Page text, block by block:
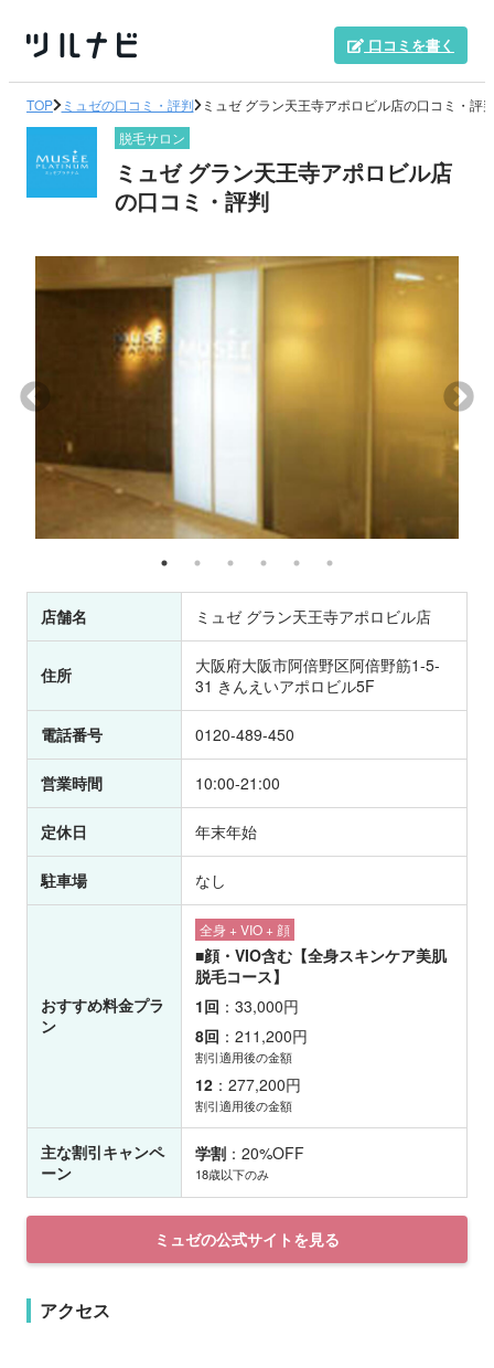
口コミを書く
TOP ミュゼの口コミ・評判
ミュゼ グラン天王寺アポロビル店の口コミ・評
脱毛サロン
ミュゼ グラン天王寺アポロビル店
の口コミ・評判
店舗名 ミュゼ グラン天王寺アポロビル店
住所
大阪府大阪市阿倍野区阿倍野筋1-5-
31 きんえいアポロビル5F
電話番号 0120-489-450
営業時間 10:00-21:00
定休日 年末年始
駐車場 なし
おすすめ料金プラ
ン
全身 + VIO + 顔
■顔・VIO含む【全身スキンケア美肌
脱毛コース】
1回 ：33,000円
8回 ：211,200円
割引適用後の金額
12 ：277,200円
割引適用後の金額
主な割引キャンペ
ーン
学割 ：20%OFF
18歳以下のみ
ミュゼの公式サイトを見る
アクセス